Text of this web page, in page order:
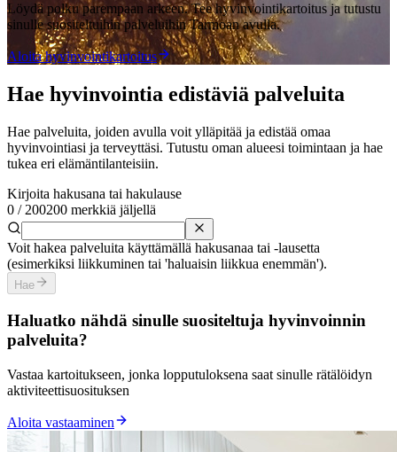
Löydä polku parempaan arkeen. Tee hyvinvointikartoitus ja tutustu
sinulle suositeltuihin palveluihin Tarmoan avulla.
Aloita hyvinvointikartoitus
Hae hyvinvointia edistäviä palveluita
Hae palveluita, joiden avulla voit ylläpitää ja edistää omaa
hyvinvointiasi ja terveyttäsi. Tutustu oman alueesi toimintaan ja hae
tukea eri elämäntilanteisiin.
Kirjoita hakusana tai hakulause
0 / 200200 merkkiä jäljellä
Voit hakea palveluita käyttämällä hakusanaa tai ‑lausetta
(esimerkiksi liikkuminen tai 'haluaisin liikkua enemmän').
Hae
Haluatko nähdä sinulle suositeltuja hyvinvoinnin
palveluita?
Vastaa kartoitukseen, jonka lopputuloksena saat sinulle rätälöidyn
aktiviteettisuosituksen
Aloita vastaaminen